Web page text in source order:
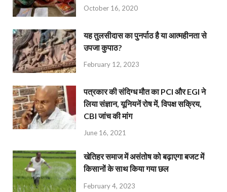
October 16, 2020
यह तुलसीदास का पुनर्पाठ है या आत्महीनता से
उपजा कुपाठ?
February 12, 2023
पत्रकार की संदिग्ध मौत का PCI और EGI ने
लिया संज्ञान, यूनियनें रोष में, विपक्ष सक्रिय,
CBI जांच की मांग
June 16, 2021
खेतिहर समाज में असंतोष को बढ़ाएगा बजट में
किसानों के साथ किया गया छल
February 4, 2023